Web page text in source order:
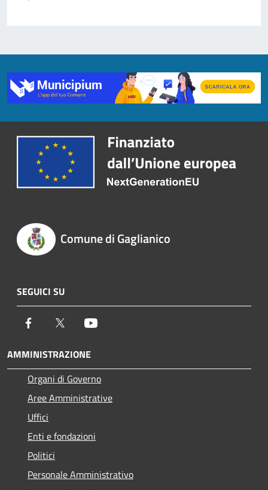
Comune di Gaglianico
SEGUICI SU
Facebook Twitter
AMMINISTRAZIONE
Organi di Governo
Aree Amministrative
Uffici
Enti e fondazioni
Politici
Personale Amministrativo